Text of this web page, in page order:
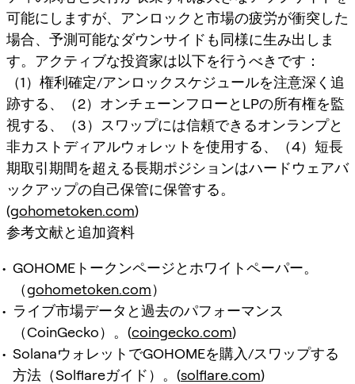
可能にしますが、アンロックと市場の疲労が衝突した
場合、予測可能なダウンサイドも同様に生み出しま
す。アクティブな投資家は以下を行うべきです：
（1）権利確定/アンロックスケジュールを注意深く追
跡する、（2）オンチェーンフローとLPの所有権を監
視する、（3）スワップには信頼できるオンランプと
非カストディアルウォレットを使用する、（4）短長
期取引期間を超える長期ポジションはハードウェアバ
ックアップの自己保管に保管する。
(gohometoken.com)
参考文献と追加資料
GOHOMEトークンページとホワイトペーパー。
（gohometoken.com）
ライブ市場データと過去のパフォーマンス
（CoinGecko）。(coingecko.com)
SolanaウォレットでGOHOMEを購入/スワップする
方法（Solflareガイド）。(solflare.com)